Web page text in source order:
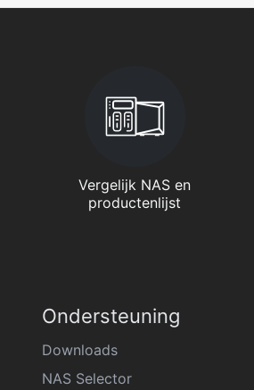
Vergelijk NAS en
productenlijst
Ondersteuning
Downloads
NAS Selector